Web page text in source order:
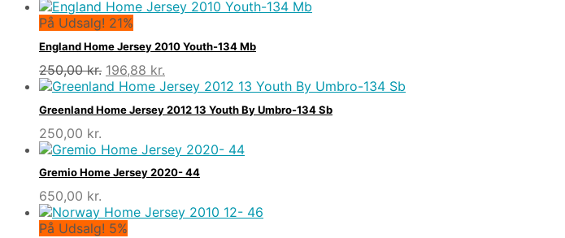
På Udsalg! 21%
England Home Jersey 2010 Youth-134 Mb
250,00kr. Den
oprindelige
var:
196,88 kr.
aktuelle
er:
Greenland Home Jersey 2012 13 Youth By Umbro-134 Sb
250,00 kr.
Gremio Home Jersey 2020- 44
650,00 kr.
På Udsalg! 5%